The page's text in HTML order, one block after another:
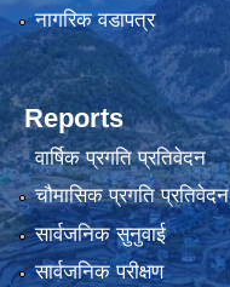
नागरिक वडापत्र
Reports
वार्षिक प्रगति प्रतिवेदन
चौमासिक प्रगति प्रतिवेदन
सार्वजनिक सुनुवाई
सार्वजनिक परीक्षण